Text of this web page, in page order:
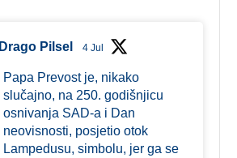
Drago Pilsel 4 Jul
Papa Prevost je, nikako
slučajno, na 250. godišnjicu
osnivanja SAD-a i Dan
neovisnosti, posjetio otok
Lampedusu, simbolu, jer ga se